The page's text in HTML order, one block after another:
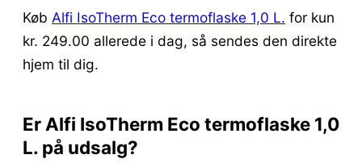
Køb Alfi IsoTherm Eco termoflaske 1,0 L. for kun
kr. 249.00 allerede i dag, så sendes den direkte
hjem til dig.
Er Alfi IsoTherm Eco termoflaske 1,0
L. på udsalg?